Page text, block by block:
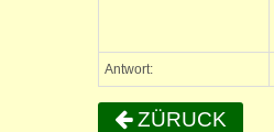
Antwort:
ZÜRUCK